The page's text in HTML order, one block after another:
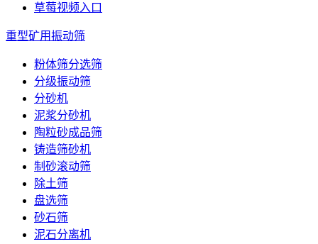
草莓视频入口
重型矿用振动筛
粉体筛分选筛
分级振动筛
分砂机
泥浆分砂机
陶粒砂成品筛
铸造筛砂机
制砂滚动筛
除土筛
盘选筛
砂石筛
泥石分离机